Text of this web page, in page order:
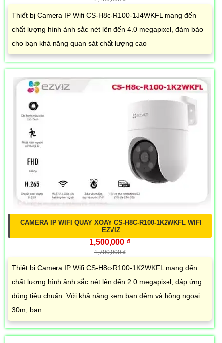
Thiết bị Camera IP Wifi CS-H8c-R100-1J4WKFL mang đến
chất lượng hình ảnh sắc nét lên đến 4.0 megapixel, đảm bảo
cho bạn khả năng quan sát chất lượng cao
CAMERA IP WIFI QUAY XOAY CS-H8C-R100-1K2WKFL WIFI
EZVIZ
1,500,000 ₫
1,700,000 ₫
Thiết bị Camera IP Wifi CS-H8c-R100-1K2WKFL mang đến
chất lượng hình ảnh sắc nét lên đến 2.0 megapixel, đáp ứng
đúng tiêu chuẩn. Với khả năng xem ban đêm và hồng ngoại
30m, bạn...